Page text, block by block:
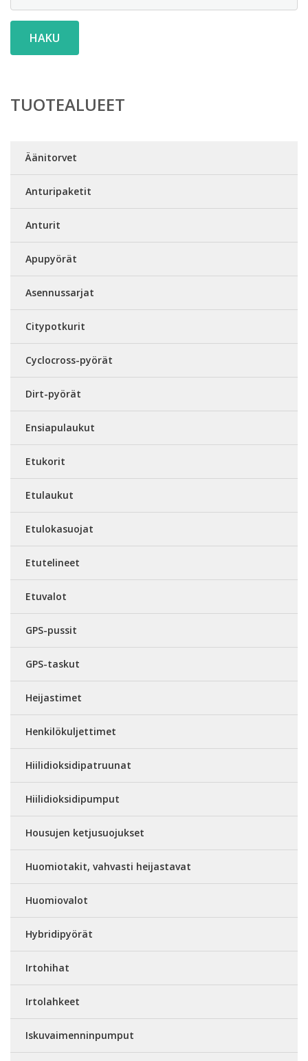
HAKU
TUOTEALUEET
Äänitorvet
Anturipaketit
Anturit
Apupyörät
Asennussarjat
Citypotkurit
Cyclocross-pyörät
Dirt-pyörät
Ensiapulaukut
Etukorit
Etulaukut
Etulokasuojat
Etutelineet
Etuvalot
GPS-pussit
GPS-taskut
Heijastimet
Henkilökuljettimet
Hiilidioksidipatruunat
Hiilidioksidipumput
Housujen ketjusuojukset
Huomiotakit, vahvasti heijastavat
Huomiovalot
Hybridipyörät
Irtohihat
Irtolahkeet
Iskuvaimenninpumput